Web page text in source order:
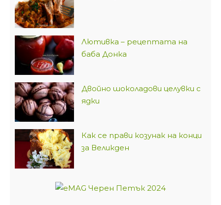
Лютивка – рецептата на
баба Донка
Двойно шоколадови целувки с
ядки
Как се прави козунак на конци
за Великден